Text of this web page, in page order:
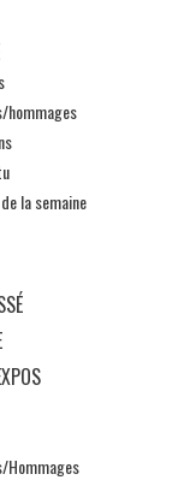
hommages
la semaine
Hommages